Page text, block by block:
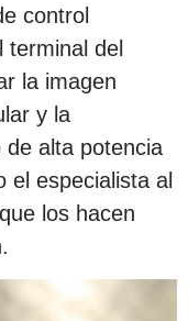
control
terminal del
la imagen
y la
alta potencia
el especialista al
los hacen